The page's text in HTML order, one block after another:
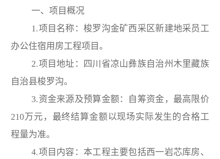
一、项目概况
1.项目名称：梭罗沟金矿西采区新建地采员工
办公住宿用房工程项目。
2.项目地址：四川省凉山彝族自治州木里藏族
自治县梭罗沟。
3.资金来源及预算金额：自筹资金，最高限价
210万元，最终结算金额以现场实际发生的合格工
程量为准。
4.项目内容：本工程主要包括西一岩芯库房、